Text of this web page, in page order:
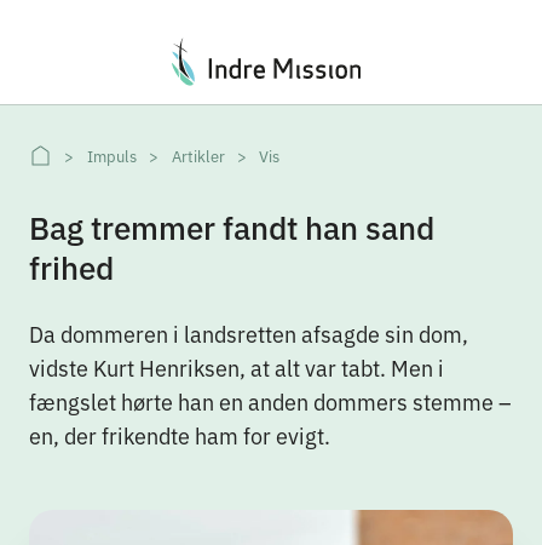
Impuls Artikler Vis
Bag tremmer fandt han sand
frihed
Da dommeren i landsretten afsagde sin dom,
vidste Kurt Henriksen, at alt var tabt. Men i
fængslet hørte han en anden dommers stemme –
en, der frikendte ham for evigt.